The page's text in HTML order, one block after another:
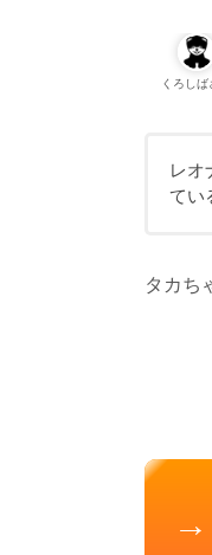
くろしば
レオ
てい
タカち
→